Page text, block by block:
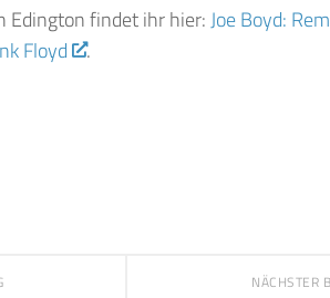
findet ihr hier:Joe Boyd:
Floyd
.
NÄCHSTER